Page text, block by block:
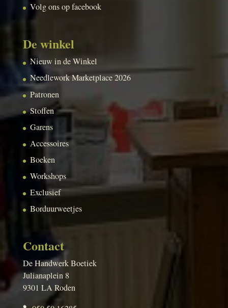
Volg ons op facebook
De winkel
Nieuw in de Winkel
Needlework Marketplace 2026
Patronen
Stoffen
Garens
Accessoires
Boeken
Workshops
Exclusief
Borduurweetjes
Contact
De Handwerk Boetiek
Julianaplein 8
9301 LA Roden